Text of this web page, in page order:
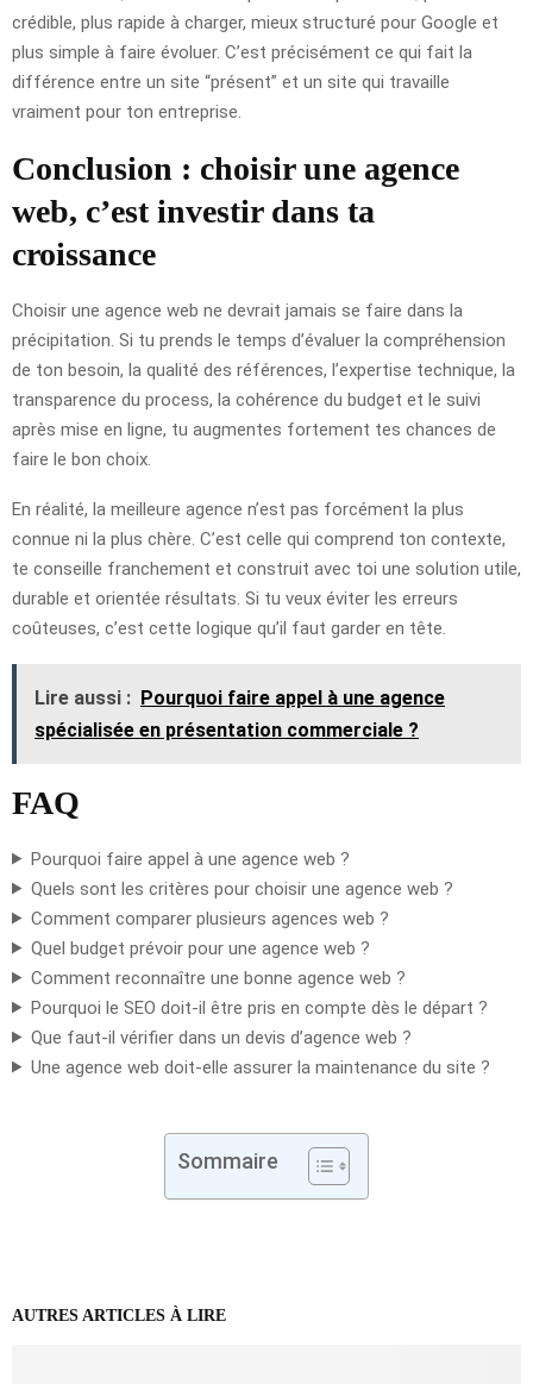
crédible, plus rapide à charger, mieux structuré pour Google et
plus simple à faire évoluer. C’est précisément ce qui fait la
différence entre un site “présent” et un site qui travaille
vraiment pour ton entreprise.
Conclusion : choisir une agence
web, c’est investir dans ta
croissance
Choisir une agence web ne devrait jamais se faire dans la
précipitation. Si tu prends le temps d’évaluer la compréhension
de ton besoin, la qualité des références, l’expertise technique, la
transparence du process, la cohérence du budget et le suivi
après mise en ligne, tu augmentes fortement tes chances de
faire le bon choix.
En réalité, la meilleure agence n’est pas forcément la plus
connue ni la plus chère. C’est celle qui comprend ton contexte,
te conseille franchement et construit avec toi une solution utile,
durable et orientée résultats. Si tu veux éviter les erreurs
coûteuses, c’est cette logique qu’il faut garder en tête.
Lire aussi : Pourquoi faire appel à une agence
spécialisée en présentation commerciale ?
FAQ
Pourquoi faire appel à une agence web ?
Quels sont les critères pour choisir une agence web ?
Comment comparer plusieurs agences web ?
Quel budget prévoir pour une agence web ?
Comment reconnaître une bonne agence web ?
Pourquoi le SEO doit-il être pris en compte dès le départ ?
Que faut-il vérifier dans un devis d’agence web ?
Une agence web doit-elle assurer la maintenance du site ?
Sommaire
AUTRES ARTICLES À LIRE